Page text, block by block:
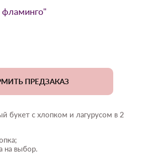
фламинго"
ПРЕДЗАКАЗ
букет с хлопком и лагурусом в 2
на выбор.